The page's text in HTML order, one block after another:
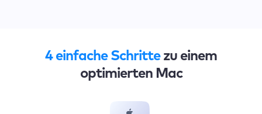
4 einfache Schrittezu einem
optimierten Mac